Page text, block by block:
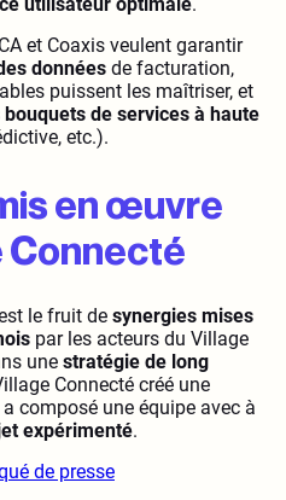
et Coaxis veulent garantir
données de facturation,
puissent les maîtriser, et
bouquets de services à haute
etc.).
en œuvre
Connecté
le fruit de synergies mises
par les acteurs du Village
une stratégie de long
Connecté créé une
a composé une équipe avec à
expérimenté.
de presse